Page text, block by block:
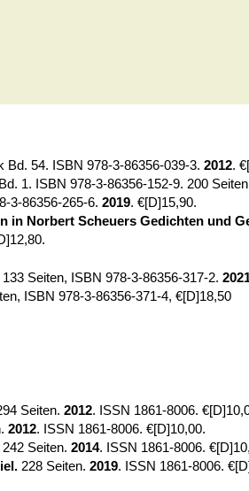
Bd. 54. ISBN 978-3-86356-039-3. 2012.
1. ISBN 978-3-86356-152-9. 200
3-86356-265-6. 2019. €[D]15,90.
in Norbert Scheuers Gedichten und
Seiten, ISBN 978-3-86356-317-2.
ISBN 978-3-86356-371-4, €[D]18,50
Seiten. 2012. ISSN 1861-8006.
2012. ISSN 1861-8006. €[D]10,00.
242 Seiten. 2014. ISSN 1861-8006.
. 228 Seiten. 2019. ISSN 1861-8006.